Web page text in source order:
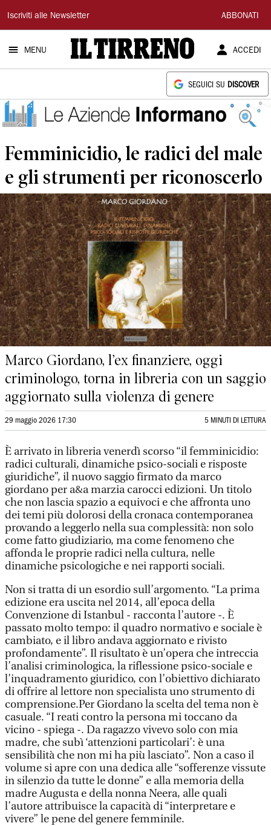
Il
Tirreno
Iscriviti alle Newsletter ABBONATI
MENU ACCEDI
SEGUICI SU DISCOVER
Femminicidio, le radici del male
e gli strumenti per riconoscerlo
Marco Giordano, l’ex finanziere, oggi
criminologo, torna in libreria con un saggio
aggiornato sulla violenza di genere
29 maggio 2026 17:30 5 MINUTI DI LETTURA
È arrivato in libreria venerdì scorso “il femminicidio:
radici culturali, dinamiche psico-sociali e risposte
giuridiche”, il nuovo saggio firmato da marco
giordano per a&a marzia carocci edizioni. Un titolo
che non lascia spazio a equivoci e che affronta uno
dei temi più dolorosi della cronaca contemporanea
provando a leggerlo nella sua complessità: non solo
come fatto giudiziario, ma come fenomeno che
affonda le proprie radici nella cultura, nelle
dinamiche psicologiche e nei rapporti sociali.
Non si tratta di un esordio sull’argomento. “La prima
edizione era uscita nel 2014, all’epoca della
Convenzione di Istanbul - racconta l’autore -. È
passato molto tempo: il quadro normativo e sociale è
cambiato, e il libro andava aggiornato e rivisto
profondamente”. Il risultato è un’opera che intreccia
l’analisi criminologica, la riflessione psico-sociale e
l’inquadramento giuridico, con l’obiettivo dichiarato
di offrire al lettore non specialista uno strumento di
comprensione.Per Giordano la scelta del tema non è
casuale. “I reati contro la persona mi toccano da
vicino - spiega -. Da ragazzo vivevo solo con mia
madre, che subì ‘attenzioni particolari’: è una
sensibilità che non mi ha più lasciato”. Non a caso il
volume si apre con una dedica alle “sofferenze vissute
in silenzio da tutte le donne” e alla memoria della
madre Augusta e della nonna Neera, alle quali
l’autore attribuisce la capacità di “interpretare e
vivere” le pene del genere femminile.